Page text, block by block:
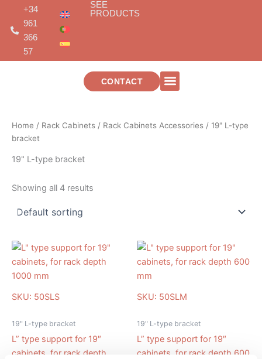
content
+34
961
366
57
SEE
PRODUCTS
CONTACT
Home / Rack Cabinets / Rack Cabinets Accessories / 19" L-type
bracket
19" L-type bracket
Showing all 4 results
SKU: 50SLS
19" L-type bracket
L” type support for 19″
cabinets, for rack depth
SKU: 50SLM
19" L-type bracket
L” type support for 19″
cabinets, for rack depth 600